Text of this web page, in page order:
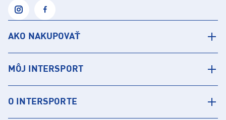
AKO NAKUPOVAŤ
MÔJ INTERSPORT
O INTERSPORTE